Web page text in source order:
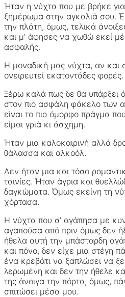
Ήταν η νύχτα που με βρήκε
ξημέρωμα στην αγκαλιά σου.
την πλάτη, όμως, τελικά
και μ’ άφησες να χωθώ εκεί
ασφαλής.
Η μοναδική μας νύχτα, αν και
ονειρευτεί εκατοντάδες φορές.
Ξέρω καλά πως δε θα υπάρξει
στον πιο ασφάλη φάκελο των
είναι το πιο όμορφο πράγμα
είμαι γριά κι άσχημη.
Ήταν μια καλοκαιρινή αλλά
θάλασσα και αλκοόλ.
Δεν ήταν μια και τόσο
ταινίες. Ήταν άγρια και
δαγκώματα. Όμως εκείνη τη
χόρτασα.
Η νύχτα που σ’ αγάπησα με
αγαπούσα από πριν όμως δεν
ήθελα αυτή την μπάσταρδη
και πόνο, δεν είχε μια στέγη
ένα κρεβάτι να ξαπλώσει να
λερωμένη και δεν την ήθελε
της άνοιγα την πόρτα, όμως,
σπιτώσει μέσα μου.